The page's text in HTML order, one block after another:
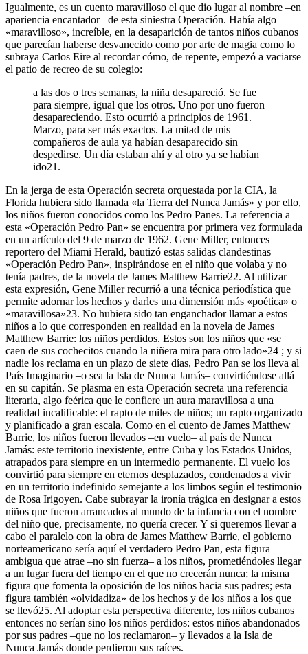
Igualmente, es un cuento maravilloso el que dio lugar al nombre –en
apariencia encantador– de esta siniestra Operación. Había algo
«maravilloso», increíble, en la desaparición de tantos niños cubanos
que parecían haberse desvanecido como por arte de magia como lo
subraya Carlos Eire al recordar cómo, de repente, empezó a vaciarse
el patio de recreo de su colegio:
a las dos o tres semanas, la niña desapareció. Se fue
para siempre, igual que los otros. Uno por uno fueron
desapareciendo. Esto ocurrió a principios de 1961.
Marzo, para ser más exactos. La mitad de mis
compañeros de aula ya habían desaparecido sin
despedirse. Un día estaban ahí y al otro ya se habían
ido21 .
En la jerga de esta Operación secreta orquestada por la CIA, la
Florida hubiera sido llamada «la Tierra del Nunca Jamás» y por ello,
los niños fueron conocidos como los Pedro Panes. La referencia a
esta «Operación Pedro Pan» se encuentra por primera vez formulada
en un artículo del 9 de marzo de 1962. Gene Miller, entonces
reportero del Miami Herald, bautizó estas salidas clandestinas
«Operación Pedro Pan», inspirándose en el niño que volaba y no
tenía padres, de la novela de James Matthew Barrie22. Al utilizar
esta expresión, Gene Miller recurrió a una técnica periodística que
permite adornar los hechos y darles una dimensión más «poética» o
«maravillosa»23. No hubiera sido tan enganchador llamar a estos
niños a lo que corresponden en realidad en la novela de James
Matthew Barrie: los niños perdidos. Estos son los niños que «se
caen de sus cochecitos cuando la niñera mira para otro lado»24 ; y si
nadie los reclama en un plazo de siete días, Pedro Pan se los lleva al
País Imaginario –o sea la Isla de Nunca Jamás– convirtiéndose allá
en su capitán. Se plasma en esta Operación secreta una referencia
literaria, algo feérica que le confiere un aura maravillosa a una
realidad incalificable: el rapto de miles de niños; un rapto organizado
y planificado a gran escala. Como en el cuento de James Matthew
Barrie, los niños fueron llevados –en vuelo– al país de Nunca
Jamás: este territorio inexistente, entre Cuba y los Estados Unidos,
atrapados para siempre en un intermedio permanente. El vuelo los
convirtió para siempre en eternos desplazados, condenados a vivir
en un territorio indefinido semejante a los limbos según el testimonio
de Rosa Irigoyen. Cabe subrayar la ironía trágica en designar a estos
niños que fueron arrancados al mundo de la infancia con el nombre
del niño que, precisamente, no quería crecer. Y si queremos llevar a
cabo el paralelo con la obra de James Matthew Barrie, el gobierno
norteamericano sería aquí el verdadero Pedro Pan, esta figura
ambigua que atrae –no sin fuerza– a los niños, prometiéndoles llegar
a un lugar fuera del tiempo en el que no crecerán nunca; la misma
figura que fomenta la oposición de los niños hacia sus padres; esta
figura también «olvidadiza» de los hechos y de los niños a los que
se llevó25. Al adoptar esta perspectiva diferente, los niños cubanos
entonces no serían sino los niños perdidos: estos niños abandonados
por sus padres –que no los reclamaron– y llevados a la Isla de
Nunca Jamás donde perdieron sus raíces.